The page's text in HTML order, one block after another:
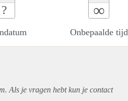
? ∞
Onbepaalde tijd
Als je vragen hebt kun je contact